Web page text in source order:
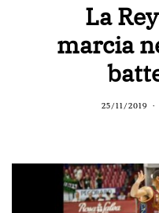
La
marcia
25/11/2019